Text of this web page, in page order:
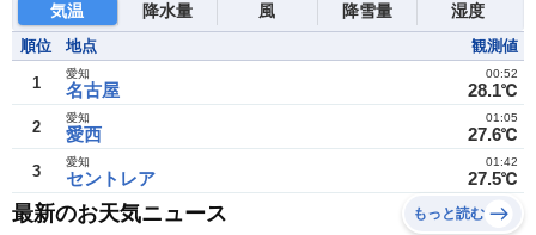
気温 降水量 風 降雪量 湿度
順位 地点 観測値
1 名古屋
愛知
28.1℃
00:52
2 愛西
愛知
27.6℃
01:05
3 セントレア
愛知
27.5℃
01:42
最新のお天気ニュース もっと読む